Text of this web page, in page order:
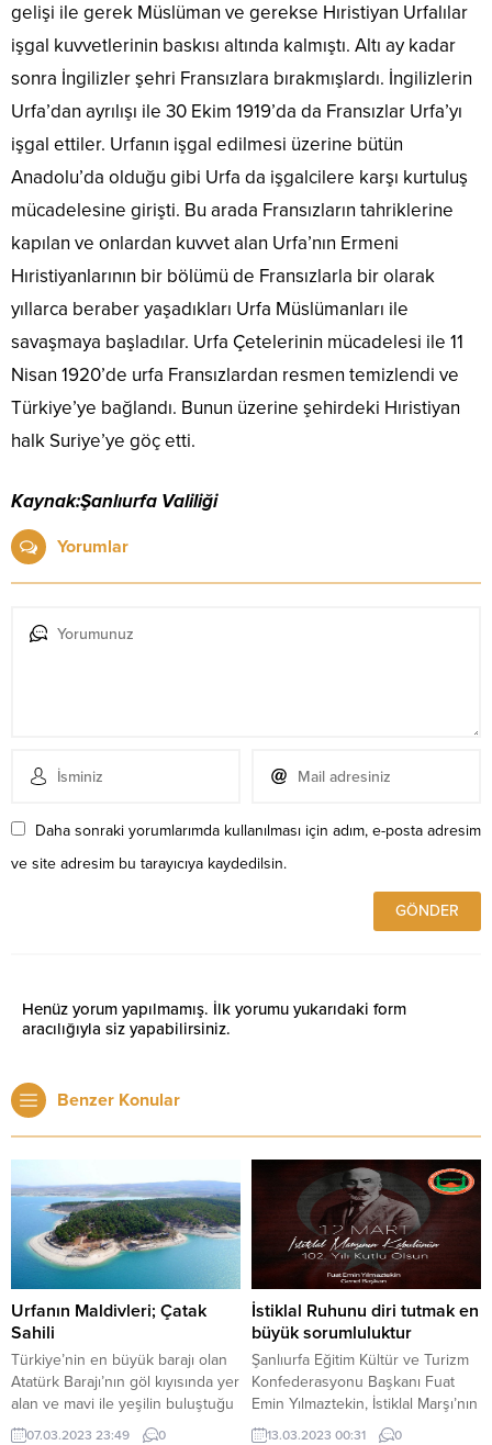
gelişi ile gerek Müslüman ve gerekse Hıristiyan Urfalılar
işgal kuvvetlerinin baskısı altında kalmıştı. Altı ay kadar
sonra İngilizler şehri Fransızlara bırakmışlardı. İngilizlerin
Urfa’dan ayrılışı ile 30 Ekim 1919’da da Fransızlar Urfa’yı
işgal ettiler. Urfanın işgal edilmesi üzerine bütün
Anadolu’da olduğu gibi Urfa da işgalcilere karşı kurtuluş
mücadelesine girişti. Bu arada Fransızların tahriklerine
kapılan ve onlardan kuvvet alan Urfa’nın Ermeni
Hıristiyanlarının bir bölümü de Fransızlarla bir olarak
yıllarca beraber yaşadıkları Urfa Müslümanları ile
savaşmaya başladılar. Urfa Çetelerinin mücadelesi ile 11
Nisan 1920’de urfa Fransızlardan resmen temizlendi ve
Türkiye’ye bağlandı. Bunun üzerine şehirdeki Hıristiyan
halk Suriye’ye göç etti.
Kaynak:Şanlıurfa Valiliği
Yorumlar
Daha sonraki yorumlarımda kullanılması için adım, e-posta adresim
ve site adresim bu tarayıcıya kaydedilsin.
Henüz yorum yapılmamış. İlk yorumu yukarıdaki form
aracılığıyla siz yapabilirsiniz.
Benzer Konular
Urfanın Maldivleri; Çatak
Sahili
Türkiye’nin en büyük barajı olan
Atatürk Barajı’nın göl kıyısında yer
alan ve mavi ile yeşilin buluştuğu
Şanlıurfa’nın Bozova ilçesindeki
07.03.2023 23:49 0
İstiklal Ruhunu diri tutmak en
büyük sorumluluktur
Şanlıurfa Eğitim Kültür ve Turizm
Konfederasyonu Başkanı Fuat
Emin Yılmaztekin, İstiklal Marşı’nın
Türkiye Büyük Millet Meclisi
13.03.2023 00:31 0